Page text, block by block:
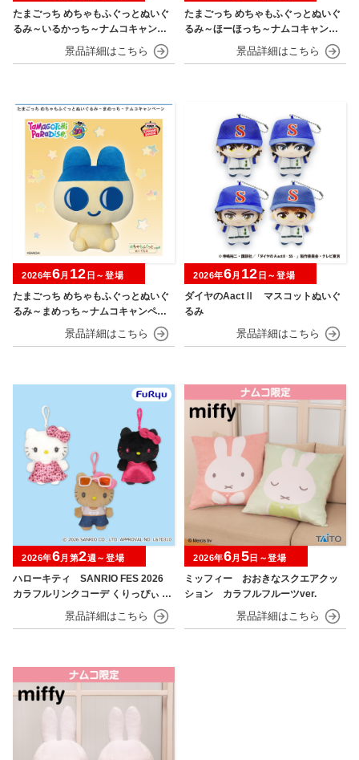
たまごっち めちゃもふぐっとぬいぐ
るみ～いるかっち～ナムコキャンペ
たまごっち めちゃもふぐっとぬいぐ
るみ～ほーほっち～ナムコキャンペ
たまごっち めちゃもふぐっとぬいぐ
るみ～まめっち～ナムコキャンペー
2026年6月 12 日～登場
ダイヤのAactⅡ マスコットぬいぐ
るみ
2026年6月 12 日～登場
ハローキティ SANRIO FES 2026
カラフルリンクコーデ くりっぴぃ ぬ
2026年6月第2週～登場
ミッフィー おおきなスクエアクッ
ション カラフルフルーツver.
2026年6月 5 日～登場